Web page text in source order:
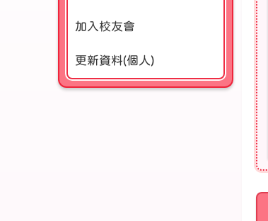
加入校友會
更新資料(個人)